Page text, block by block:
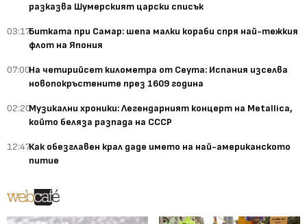
разказва Шумерският царски списък
03:17Битката при Самар: шепа малки кораби спря най-тежкия
флот на Япония
07:00На четирийсет километра от Сеута: Испания изселва
новопокръстените през 1609 година
02:20Музикални хроники: Легендарният концерт на Metallica,
който беляза разпада на СССР
12:47Как обезглавен крал даде името на най-американското
питие